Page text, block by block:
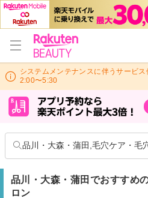
システムメンテナンスに伴うサービ
2:00〜5:30
品川・大森・蒲田,毛穴ケア・毛
品川・大森・蒲田でおすすめ
ロン